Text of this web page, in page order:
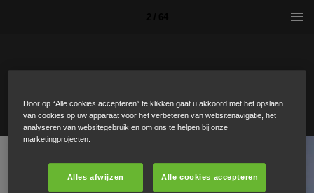
Door op “Alle cookies accepteren” te klikken gaat u akkoord met het opslaan
van cookies op uw apparaat voor het verbeteren van websitenavigatie, het
analyseren van websitegebruik en om ons te helpen bij onze
marketingprojecten.
Alles afwijzen Alle cookies accepteren